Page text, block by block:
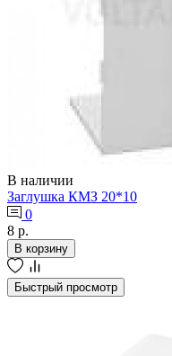
В наличии
Заглушка КМЗ 20*10
0
8 р.
В корзину
Быстрый просмотр